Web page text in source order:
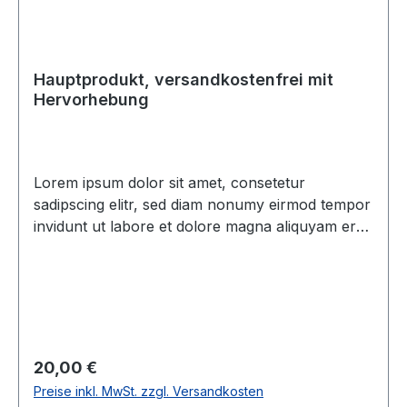
Hauptprodukt, versandkostenfrei mit
Hervorhebung
Lorem ipsum dolor sit amet, consetetur
sadipscing elitr, sed diam nonumy eirmod tempor
invidunt ut labore et dolore magna aliquyam erat,
eirmod tempor invidunt ut labore et dolore
magna aliquyam erat, sed diam voluptua. At vero
eos et accusam et justo duo dolores et ea
Regulärer Preis:
20,00 €
Preise inkl. MwSt. zzgl. Versandkosten